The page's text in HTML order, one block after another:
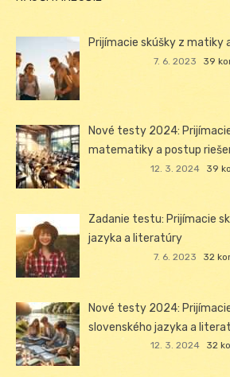
Prijímacie skúšky z matiky
7. 6. 2023 39
Nové testy 2024:
matematiky a postup
12. 3. 2024 39
Zadanie testu: Prijímacie
jazyka a literatúry
7. 6. 2023 32
Nové testy 2024:
slovenského jazyka a
12. 3. 2024 32